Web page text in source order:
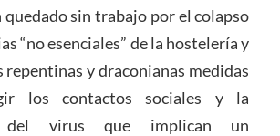
quedado sin trabajo por el colapso
“no esenciales” de la hostelería y
y draconianas medidas
los contactos sociales y la
del virus que implican un